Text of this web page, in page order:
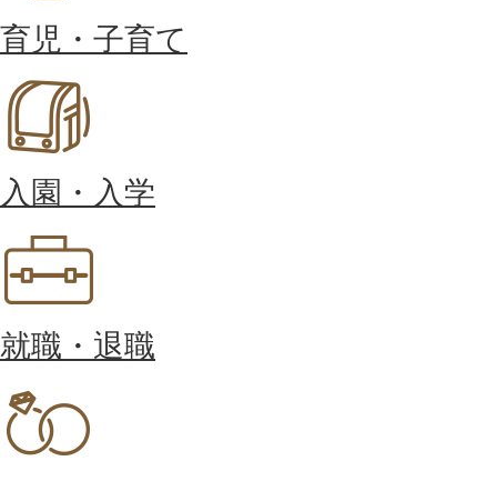
育児・子育て
入園・入学
就職・退職